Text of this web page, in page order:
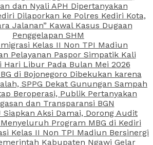
dan Nyali APH Dipertanyakan
Dilaporkan ke Polres Kediri Kota,
Jalanan” Kawal Kasus Dugaan
Penggelapan SHM
Kelas II Non TPI Madiun
Pelayanan Paspor Simpatik Kali
Hari Libur Pada Bulan Mei 2026
di Bojonegoro Dibekukan karena
SPPG Dekat Gunungan Sampah
Beroperasi, Publik Pertanyakan
dan Transparansi BGN
Siapkan Aksi Damai, Dorong Audit
Program MBG di Kediri
Kelas II Non TPI Madiun Bersinergi
Kabupaten Ngawi Gelar